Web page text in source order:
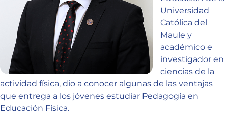
Universidad
Católica del
Maule y
académico e
investigador en
ciencias de la
actividad física, dio a conocer algunas de las ventajas
que entrega a los jóvenes estudiar Pedagogía en
Educación Física.